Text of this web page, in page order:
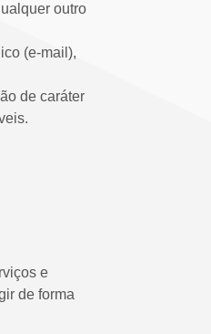
outro
(e-mail),
de caráter
e
de forma